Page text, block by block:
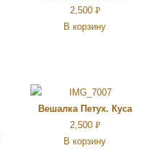
2,500Р
УБ.
В корзину
Вешалка Петух. Куса
2,500Р
УБ.
В корзину